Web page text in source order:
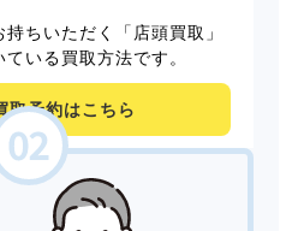
ちいただく「店頭買取」
いる買取方法です。
取予約はこちら